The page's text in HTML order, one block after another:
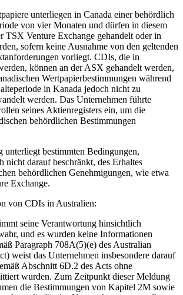
unterliegen in Canada einer behördlich
von vier Monaten und dürfen in diesem
TSX Venture Exchange gehandelt oder in
sofern keine Ausnahme von den geltenden
vorliegt. CDIs, die in
können an der ASX gehandelt werden,
Wertpapierbestimmungen während
in Kanada jedoch nicht zu
werden. Das Unternehmen führte
seines Aktienregisters ein, um die
behördlichen Bestimmungen
unterliegt bestimmten Bedingungen,
nicht darauf beschränkt, des Erhaltes
behördlichen Genehmigungen, wie etwa
Exchange.
von CDIs in Australien:
seine Verantwortung hinsichtlich
und es wurden keine Informationen
Paragraph 708A(5)(e) des Australian
weist das Unternehmen insbesondere darauf
Abschnitt 6D.2 des Acts ohne
wurden. Zum Zeitpunkt dieser Meldung
die Bestimmungen von Kapitel 2M sowie